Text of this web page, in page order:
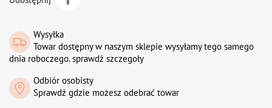
Wysyłka
Towar dostępny w naszym sklepie wysyłamy tego samego
dnia roboczego. sprawdź szczegoły
Odbiór osobisty
Sprawdź gdzie możesz odebrać towar